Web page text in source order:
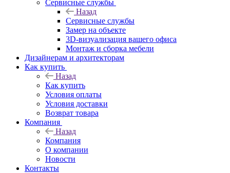
Сервисные службы
Назад
Сервисные службы
Замер на объекте
3D-визуализация вашего офиса
Монтаж и сборка мебели
Дизайнерам и архитекторам
Как купить
Назад
Как купить
Условия оплаты
Условия доставки
Возврат товара
Компания
Назад
Компания
О компании
Новости
Контакты